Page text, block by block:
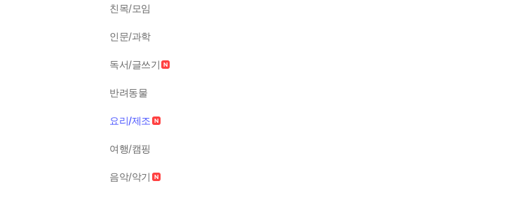
친목/모임
인문/과학
독서/글쓰기
반려동물
요리/제조
여행/캠핑
음악/악기